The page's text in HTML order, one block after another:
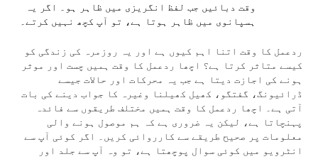
وقت دبائیں جب لفظ انگریزی میں ظاہر ہو۔ اگر یہ
ہسپانوی میں ظاہر ہوتا ہے، تو آپ کچھ نہیں کرتے۔
ردعمل کا وقت اتنا اہم کیوں ہے اور یہ روزمرہ کی زندگی کو
کیسے متاثر کرتا ہے؟ اچھا ردعمل کا وقت ہمیں چست اور موثر
ہونے کی اجازت دیتا ہے جب یہ محرکات اور حالات جیسے
ڈرائیونگ، گفتگو، کھیل کھیلنا وغیرہ کا جواب دینے کی بات
آتی ہے۔ اچھا ردعمل کا وقت ہمیں مختلف طریقوں سے فائدہ
پہنچاتا ہے، لیکن یہ ضروری ہے کہ ہم موصول ہونے والی
معلومات پر صحیح طریقے سے کارروائی کریں۔ اگر کوئی آپ سے
انٹرویو میں کوئی سوال پوچھتا ہے، تو وہ آپ سے جلد اور